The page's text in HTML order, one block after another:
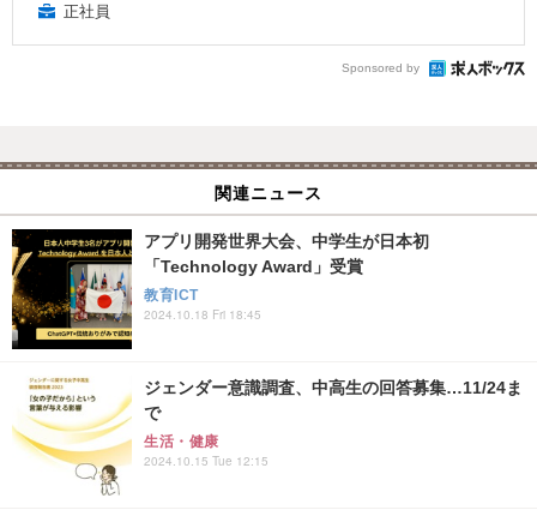
正社員
Sponsored by
関連ニュース
アプリ開発世界大会、中学生が日本初
「Technology Award」受賞
教育ICT
2024.10.18 Fri 18:45
ジェンダー意識調査、中高生の回答募集…11/24ま
で
生活・健康
2024.10.15 Tue 12:15